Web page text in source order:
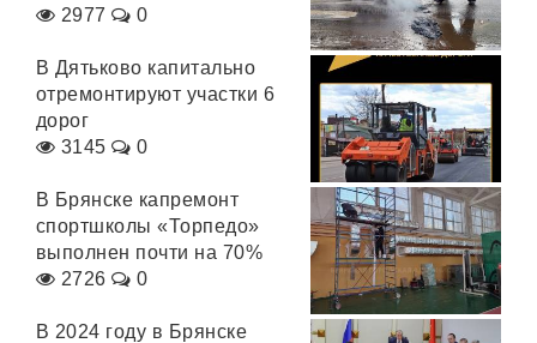
2977
0
В Дятьково капитально
отремонтируют участки 6
дорог
3145
0
В Брянске капремонт
спортшколы «Торпедо»
выполнен почти на 70%
2726
0
В 2024 году в Брянске